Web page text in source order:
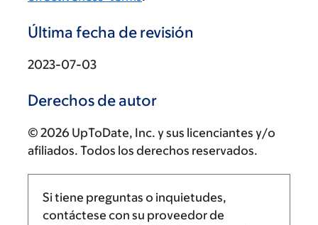
Última fecha de revisión
2023-07-03
Derechos de autor
© 2026 UpToDate, Inc. y sus licenciantes y/o
afiliados. Todos los derechos reservados.
Si tiene preguntas o inquietudes,
contáctese con su proveedor de